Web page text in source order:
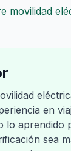
movilidad
en
lo aprendido
sea